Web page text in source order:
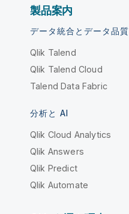
製品案内
データ統合とデータ品質
Qlik Talend
Qlik Talend Cloud
Talend Data Fabric
分析と AI
Qlik Cloud Analytics
Qlik Answers
Qlik Predict
Qlik Automate